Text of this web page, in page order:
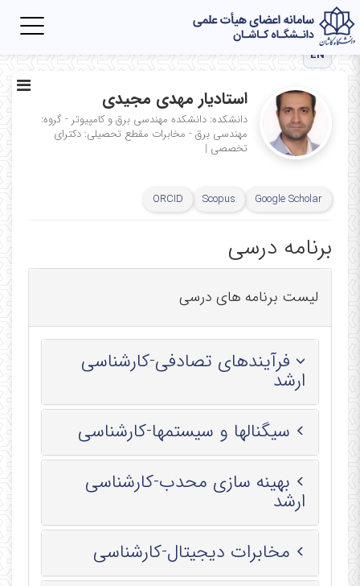
EN
استادیار مهدی مجیدی
دانشکده: دانشکده مهندسی برق و کامپیوتر - گروه:
مهندسی برق - مخابرات مقطع تحصیلی: دکترای
تخصصی |
Google Scholar
Scopus
ORCID
برنامه درسی
لیست برنامه های درسی
فرآیندهای تصادفی-کارشناسی
ارشد
سیگنالها و سیستمها-کارشناسی
بهینه سازی محدب-کارشناسی
ارشد
مخابرات دیجیتال-کارشناسی